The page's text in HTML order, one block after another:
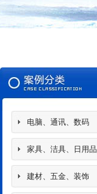
电脑、通讯、数码
家具、洁具、日用品
建材、五金、装饰